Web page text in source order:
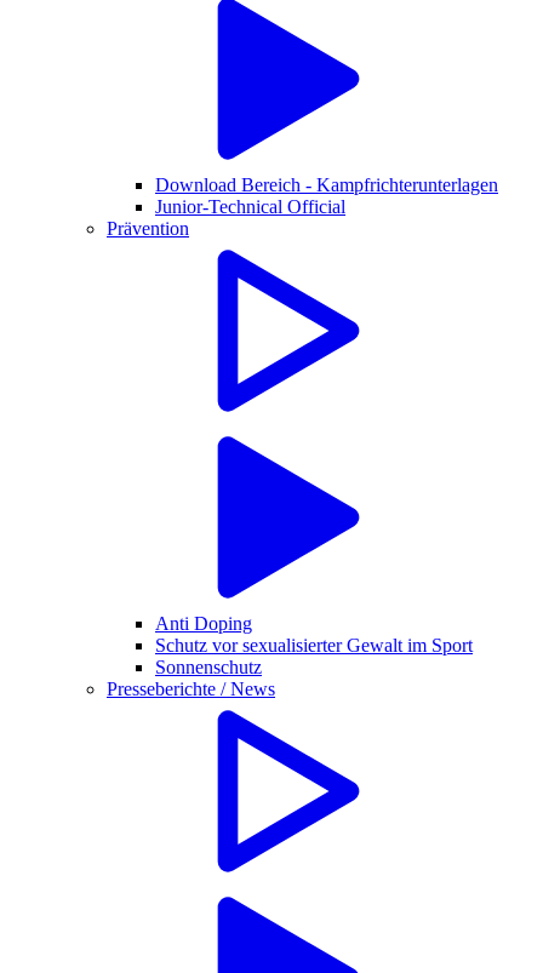
Download Bereich - Kampfrichterunterlagen
Junior-Technical Official
Prävention
Anti Doping
Schutz vor sexualisierter Gewalt im Sport
Sonnenschutz
Presseberichte / News